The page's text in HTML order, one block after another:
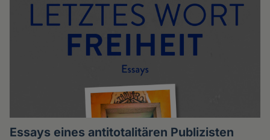
Essays eines antitotalitären Publizisten